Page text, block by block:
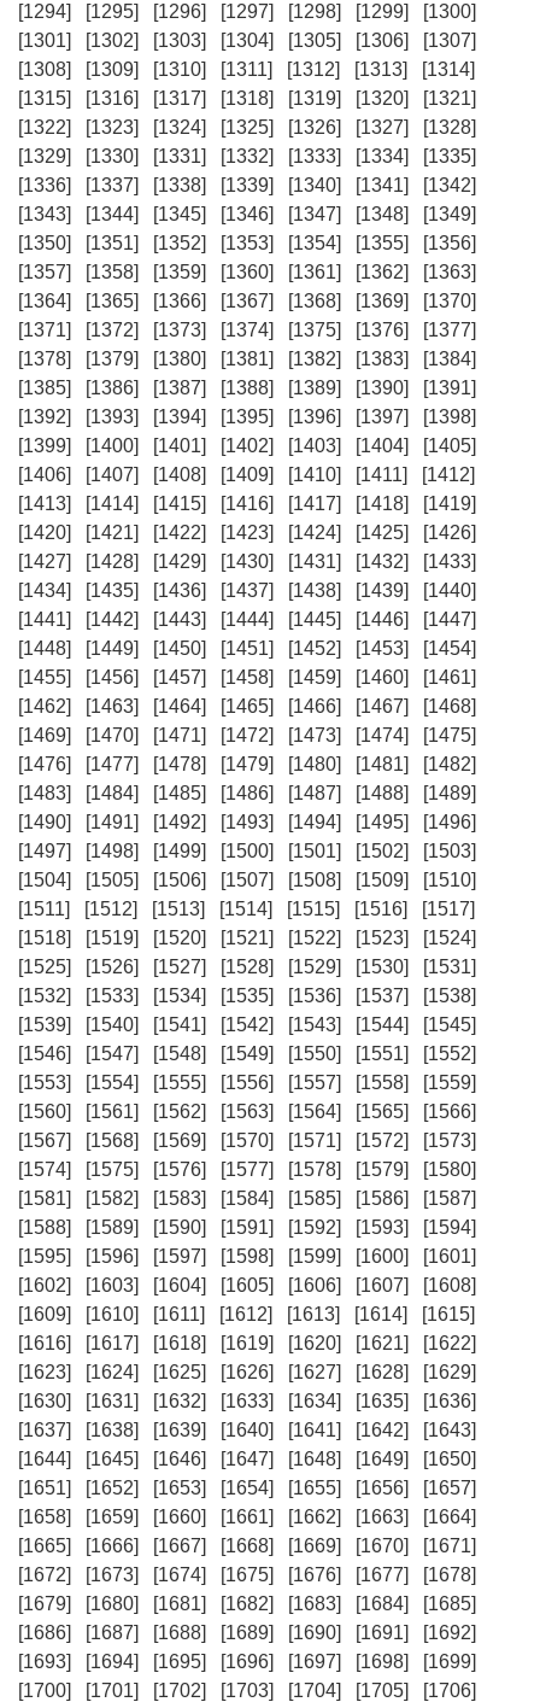
[1294]
[1295] [1296] [1297] [1298] [1299]
[1300]
[1301]
[1302] [1303] [1304] [1305] [1306]
[1307]
[1308]
[1309] [1310] [1311] [1312] [1313]
[1314]
[1315]
[1316] [1317] [1318] [1319] [1320]
[1321]
[1322]
[1323] [1324] [1325] [1326] [1327]
[1328]
[1329]
[1330] [1331] [1332] [1333] [1334]
[1335]
[1336]
[1337] [1338] [1339] [1340] [1341]
[1342]
[1343]
[1344] [1345] [1346] [1347] [1348]
[1349]
[1350]
[1351] [1352] [1353] [1354] [1355]
[1356]
[1357]
[1358] [1359] [1360] [1361] [1362]
[1363]
[1364]
[1365] [1366] [1367] [1368] [1369]
[1370]
[1371]
[1372] [1373] [1374] [1375] [1376]
[1377]
[1378]
[1379] [1380] [1381] [1382] [1383]
[1384]
[1385]
[1386] [1387] [1388] [1389] [1390]
[1391]
[1392]
[1393] [1394] [1395] [1396] [1397]
[1398]
[1399]
[1400] [1401] [1402] [1403] [1404]
[1405]
[1406]
[1407] [1408] [1409] [1410] [1411]
[1412]
[1413]
[1414] [1415] [1416] [1417] [1418]
[1419]
[1420]
[1421] [1422] [1423] [1424] [1425]
[1426]
[1427]
[1428] [1429] [1430] [1431] [1432]
[1433]
[1434]
[1435] [1436] [1437] [1438] [1439]
[1440]
[1441]
[1442] [1443] [1444] [1445] [1446]
[1447]
[1448]
[1449] [1450] [1451] [1452] [1453]
[1454]
[1455]
[1456] [1457] [1458] [1459] [1460]
[1461]
[1462]
[1463] [1464] [1465] [1466] [1467]
[1468]
[1469]
[1470] [1471] [1472] [1473] [1474]
[1475]
[1476]
[1477] [1478] [1479] [1480] [1481]
[1482]
[1483]
[1484] [1485] [1486] [1487] [1488]
[1489]
[1490]
[1491] [1492] [1493] [1494] [1495]
[1496]
[1497]
[1498] [1499] [1500] [1501] [1502]
[1503]
[1504]
[1505] [1506] [1507] [1508] [1509]
[1510]
[1511]
[1512] [1513] [1514] [1515] [1516]
[1517]
[1518]
[1519] [1520] [1521] [1522] [1523]
[1524]
[1525]
[1526] [1527] [1528] [1529] [1530]
[1531]
[1532]
[1533] [1534] [1535] [1536] [1537]
[1538]
[1539]
[1540] [1541] [1542] [1543] [1544]
[1545]
[1546]
[1547] [1548] [1549] [1550] [1551]
[1552]
[1553]
[1554] [1555] [1556] [1557] [1558]
[1559]
[1560]
[1561] [1562] [1563] [1564] [1565]
[1566]
[1567]
[1568] [1569] [1570] [1571] [1572]
[1573]
[1574]
[1575] [1576] [1577] [1578] [1579]
[1580]
[1581]
[1582] [1583] [1584] [1585] [1586]
[1587]
[1588]
[1589] [1590] [1591] [1592] [1593]
[1594]
[1595]
[1596] [1597] [1598] [1599] [1600]
[1601]
[1602]
[1603] [1604] [1605] [1606] [1607]
[1608]
[1609]
[1610] [1611] [1612] [1613] [1614]
[1615]
[1616]
[1617] [1618] [1619] [1620] [1621]
[1622]
[1623]
[1624] [1625] [1626] [1627] [1628]
[1629]
[1630]
[1631] [1632] [1633] [1634] [1635]
[1636]
[1637]
[1638] [1639] [1640] [1641] [1642]
[1643]
[1644]
[1645] [1646] [1647] [1648] [1649]
[1650]
[1651]
[1652] [1653] [1654] [1655] [1656]
[1657]
[1658]
[1659] [1660] [1661] [1662] [1663]
[1664]
[1665]
[1666] [1667] [1668] [1669] [1670]
[1671]
[1672]
[1673] [1674] [1675] [1676] [1677]
[1678]
[1679]
[1680] [1681] [1682] [1683] [1684]
[1685]
[1686]
[1687] [1688] [1689] [1690] [1691]
[1692]
[1693]
[1694] [1695] [1696] [1697] [1698]
[1699]
[1700]
[1701] [1702] [1703] [1704] [1705]
[1706]